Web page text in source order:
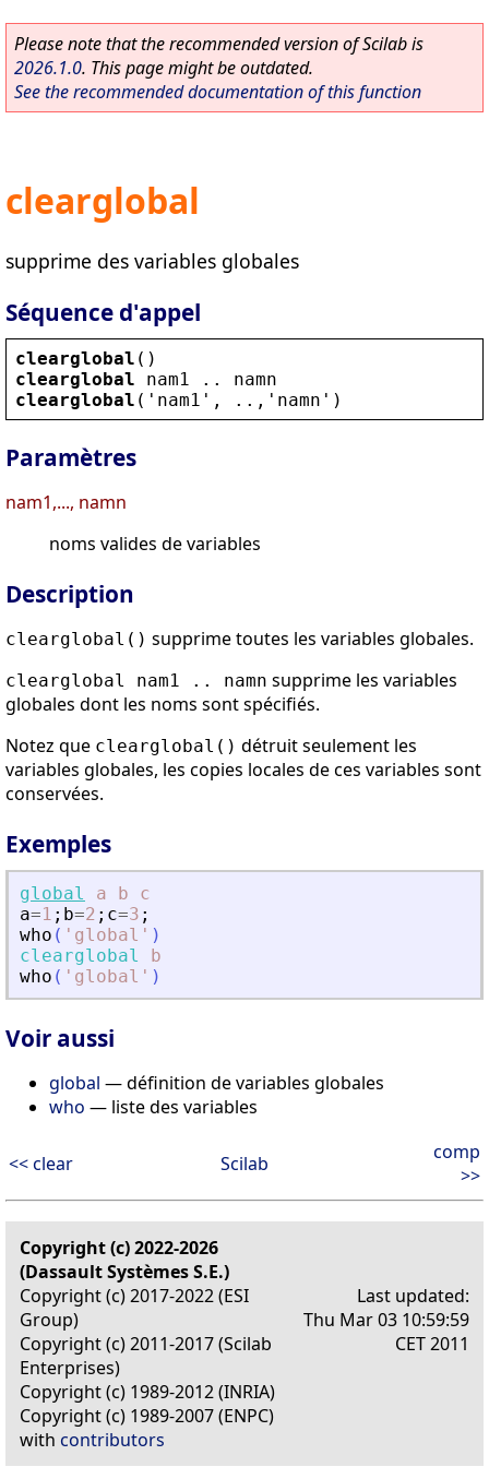
Please note that the recommended version of Scilab is
2026.1.0. This page might be outdated.
See the recommended documentation of this function
clearglobal
supprime des variables globales
Séquence d'appel
clearglobal ()
clearglobal
nam1 .. namn
clearglobal ( ' nam1 ' , .., ' namn ' )
Paramètres
nam1,..., namn
noms valides de variables
Description
clearglobal() supprime toutes les variables globales.
clearglobal nam1 .. namn supprime les variables
globales dont les noms sont spécifiés.
Notez que clearglobal() détruit seulement les
variables globales, les copies locales de ces variables sont
conservées.
Exemples
global a b
c
a=1 ; b=2 ; c=3 ;
who ( ' global ' )
clearglobal
b
who ( ' global ' )
Voir aussi
global — définition de variables globales
who — liste des variables
<< clear Scilab
comp
>>
Copyright (c) 2022-2026
(Dassault Systèmes S.E.)
Copyright (c) 2017-2022 (ESI
Group)
Copyright (c) 2011-2017 (Scilab
Enterprises)
Copyright (c) 1989-2012 (INRIA)
Copyright (c) 1989-2007 (ENPC)
with contributors
Last updated:
Thu Mar 03 10:59:59
CET 2011